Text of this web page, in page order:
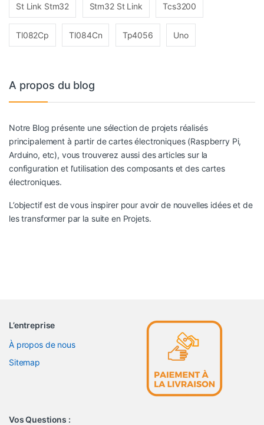
St Link Stm32 Stm32 St Link Tcs3200
Tl082Cp Tl084Cn Tp4056 Uno
A propos du blog
Notre Blog présente une sélection de projets réalisés
principalement à partir de cartes électroniques (Raspberry Pi,
Arduino, etc), vous trouverez aussi des articles sur la
configuration et l’utilisation des composants et des cartes
électroniques.
L’objectif est de vous inspirer pour avoir de nouvelles idées et de
les transformer par la suite en Projets.
L’entreprise
À propos de nous
Sitemap
Vos Questions :